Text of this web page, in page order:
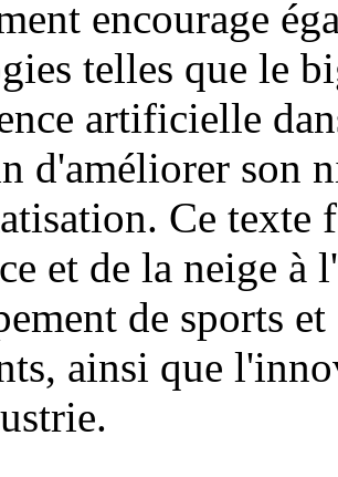
encourage
telles que le
artificielle
d'améliorer son
Ce texte
et de la neige à
de sports
ainsi que